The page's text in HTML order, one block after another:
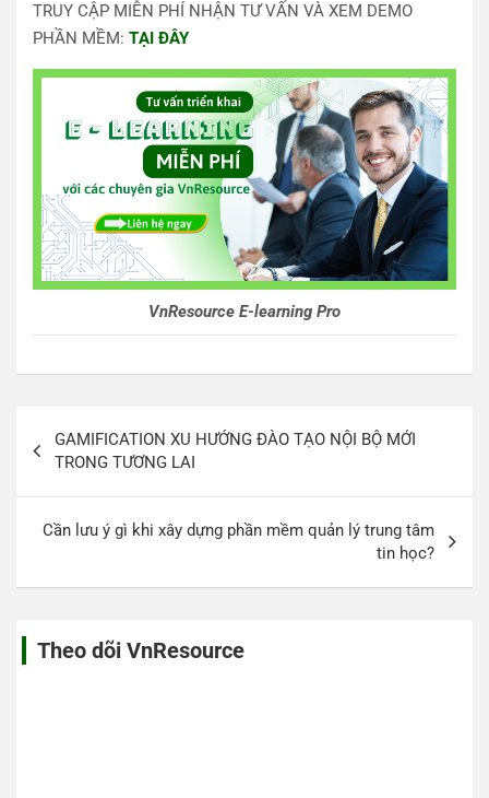
TRUY CẬP MIỄN PHÍ NHẬN TƯ VẤN VÀ XEM DEMO
PHẦN MỀM: TẠI ĐÂY
VnResource E-learning Pro
hướng
bài
viết
GAMIFICATION XU HƯỚNG ĐÀO TẠO NỘI BỘ MỚI
TRONG TƯƠNG LAI
Cần lưu ý gì khi xây dựng phần mềm quản lý trung tâm
tin học?
Theo dõi VnResource